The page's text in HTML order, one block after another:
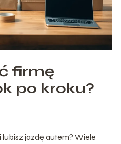
firmę
po kroku?
lubisz jazdę autem? Wiele